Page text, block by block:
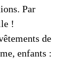
Par
!
de
enfants :